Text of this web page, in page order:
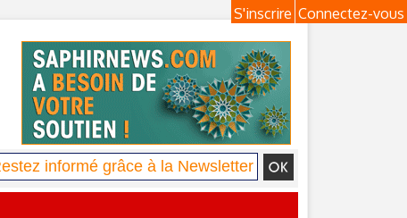
Connectez-vous
S'inscrire